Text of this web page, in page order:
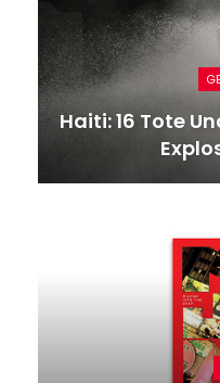
Haiti: 16 Tote